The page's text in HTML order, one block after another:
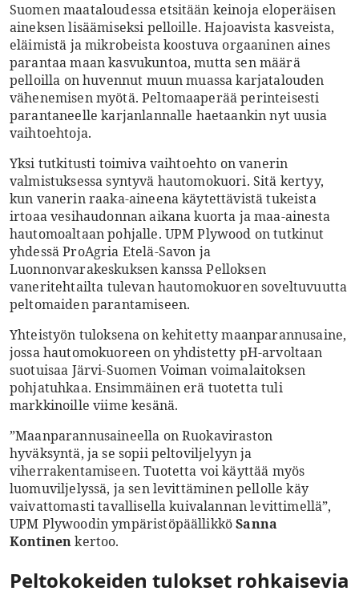
Suomen maataloudessa etsitään keinoja eloperäisen
aineksen lisäämiseksi pelloille. Hajoavista kasveista,
eläimistä ja mikrobeista koostuva orgaaninen aines
parantaa maan kasvukuntoa, mutta sen määrä
pelloilla on huvennut muun muassa karjatalouden
vähenemisen myötä. Peltomaaperää perinteisesti
parantaneelle karjanlannalle haetaankin nyt uusia
vaihtoehtoja.
Yksi tutkitusti toimiva vaihtoehto on vanerin
valmistuksessa syntyvä hautomokuori. Sitä kertyy,
kun vanerin raaka-aineena käytettävistä tukeista
irtoaa vesihaudonnan aikana kuorta ja maa-ainesta
hautomoaltaan pohjalle. UPM Plywood on tutkinut
yhdessä ProAgria Etelä-Savon ja
Luonnonvarakeskuksen kanssa Pelloksen
vaneritehtailta tulevan hautomokuoren soveltuvuutta
peltomaiden parantamiseen.
Yhteistyön tuloksena on kehitetty maanparannusaine,
jossa hautomokuoreen on yhdistetty pH-arvoltaan
suotuisaa Järvi-Suomen Voiman voimalaitoksen
pohjatuhkaa. Ensimmäinen erä tuotetta tuli
markkinoille viime kesänä.
”Maanparannusaineella on Ruokaviraston
hyväksyntä, ja se sopii peltoviljelyyn ja
viherrakentamiseen. Tuotetta voi käyttää myös
luomuviljelyssä, ja sen levittäminen pellolle käy
vaivattomasti tavallisella kuivalannan levittimellä”,
UPM Plywoodin ympäristöpäällikköSanna
Kontinenkertoo.
Peltokokeiden tulokset rohkaisevia